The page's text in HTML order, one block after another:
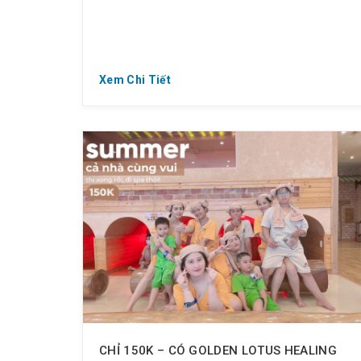
Xem Chi Tiết
CHỈ 150K – CÓ GOLDEN LOTUS HEALING